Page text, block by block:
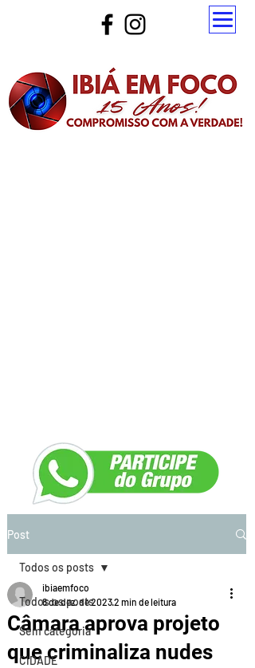
Post
Todos os posts
Sem categoria
CIDADE
Todos os posts
Câmara aprova projeto
que criminaliza nudes
ibiaemfoco
8 de dez. de 20232 min de leitura